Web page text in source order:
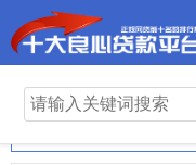
2026年十大良心贷款平台
正规网贷前十名的排行榜